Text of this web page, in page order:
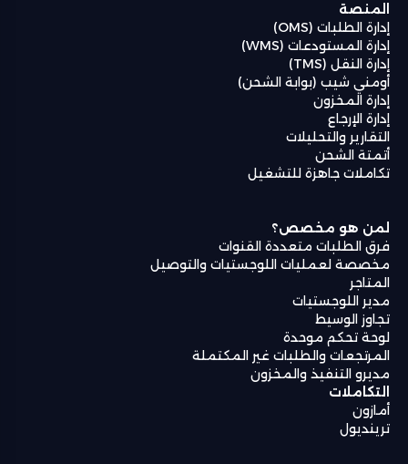
المنصة
إدارة الطلبات (OMS)
إدارة المستودعات (WMS)
إدارة النقل (TMS)
أومني شيب (بوابة الشحن)
إدارة المخزون
إدارة الإرجاع
التقارير والتحليلات
أتمتة الشحن
تكاملات جاهزة للتشغيل
لمن هو مخصص؟
فرق الطلبات متعددة القنوات
مخصصة لعمليات اللوجستيات والتوصيل
المتاجر
مدير اللوجستيات
تجاوز الوسيط
لوحة تحكم موحدة
المرتجعات والطلبات غير المكتملة
مديرو التنفيذ والمخزون
التكاملات
أمازون
ترينديول